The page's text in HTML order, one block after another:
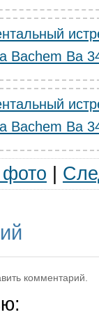
Bachem Ba
Bachem Ba
комментарий.